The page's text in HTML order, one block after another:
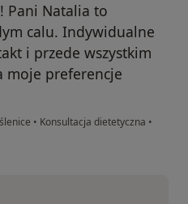
Pani Natalia to
calu. Indywidualne
i przede wszystkim
moje preferencje
• Konsultacja dietetyczna •